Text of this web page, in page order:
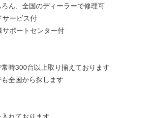
ろん、全国のディーラーで修理可
サービス付
サポートセンター付
常時300台以上取り揃えております
全国から探します
れております